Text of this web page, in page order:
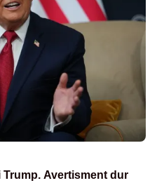
Avertisment dur